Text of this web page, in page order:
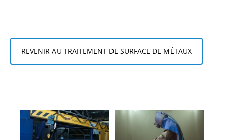
REVENIR AU TRAITEMENT DE SURFACE DE MÉTAUX